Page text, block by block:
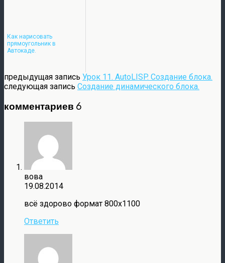
Как нарисовать
прямоугольник в
Автокаде.
предыдущая запись Урок 11. AutoLISP. Создание блока.
следующая запись Создание динамического блока.
комментариев 6
вова
19.08.2014
всё здорово формат 800х1100
Ответить